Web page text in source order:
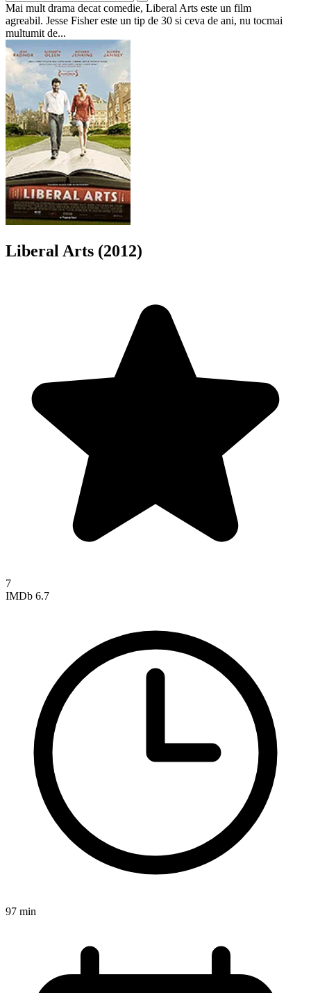
Mai mult drama decat comedie, Liberal Arts este un film
agreabil. Jesse Fisher este un tip de 30 si ceva de ani, nu tocmai
multumit de...
Liberal Arts (2012)
7
IMDb 6.7
97 min